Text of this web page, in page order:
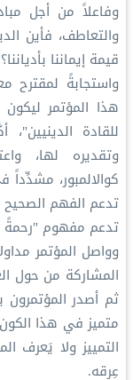
وفاعلاً من أجل
والتعاطف، فأين
قيمة إيماننا
واستجابةً لمقترح
هذا المؤتمر
للقادة الدينيين"،
وتقديره لها،
كوالالمبور،
تدعم الفهم الصحيح
تدعم مفهوم "رحمةً
وواصل المؤتمر
المشاركة من حول
ثم أصدر المؤتمرون
متميز في هذا
التمييز ولا يَعرف
عِرقه.